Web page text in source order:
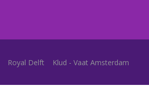
Royal Delft Klud - Vaat Amsterdam